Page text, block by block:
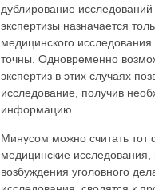
дублирование
экспертизы назначается
медицинского
точны. Одновременно
экспертиз в этих случаях
исследование, получив
информацию.
Минусом можно считать тот
медицинские
возбуждения уголовного